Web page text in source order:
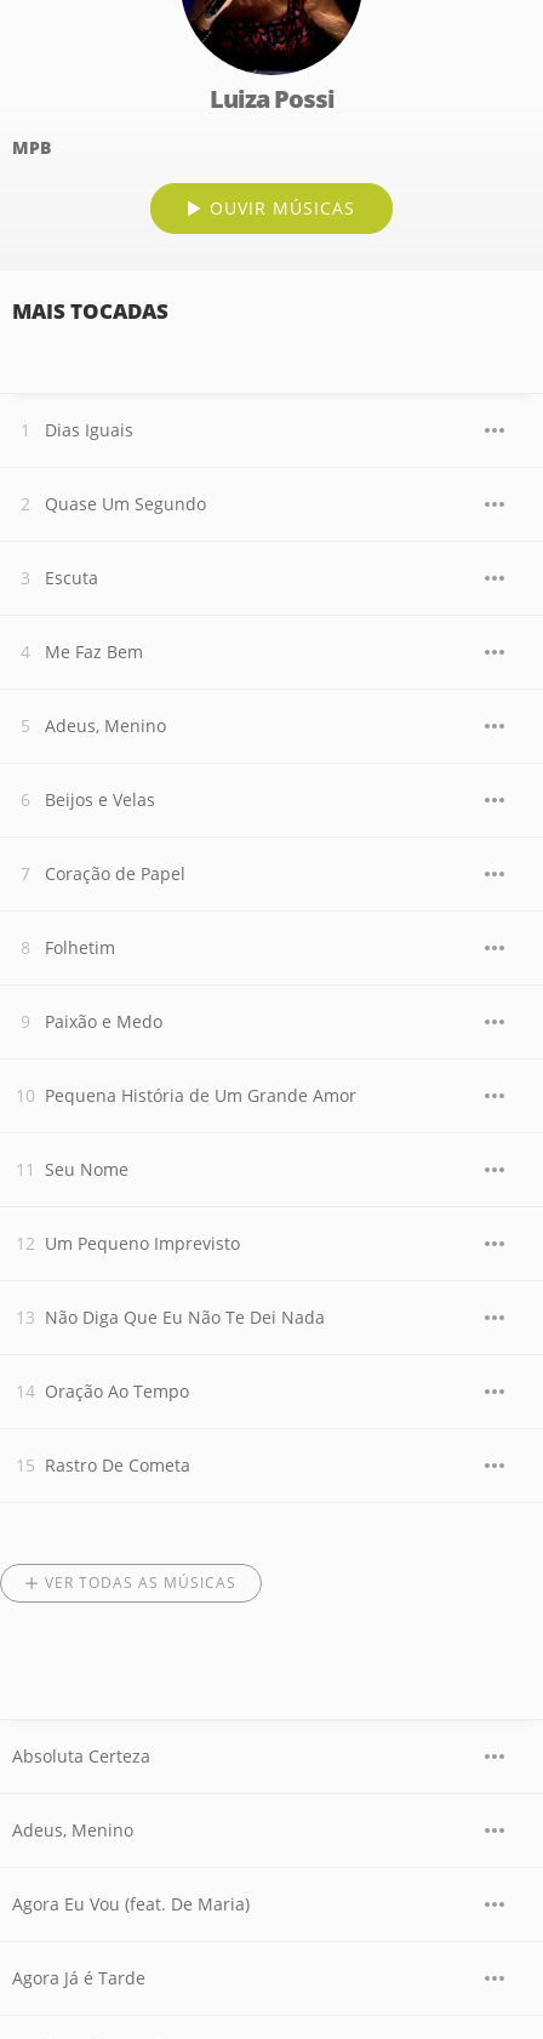
Luiza Possi
MPB
OUVIR MÚSICAS
MAIS TOCADAS
Dias Iguais
Quase Um Segundo
Escuta
Me Faz Bem
Adeus, Menino
Beijos e Velas
Coração de Papel
Folhetim
Paixão e Medo
Pequena História de Um Grande Amor
Seu Nome
Um Pequeno Imprevisto
Não Diga Que Eu Não Te Dei Nada
Oração Ao Tempo
Rastro De Cometa
VER TODAS AS MÚSICAS
Absoluta Certeza
Adeus, Menino
Agora Eu Vou (feat. De Maria)
Agora Já é Tarde